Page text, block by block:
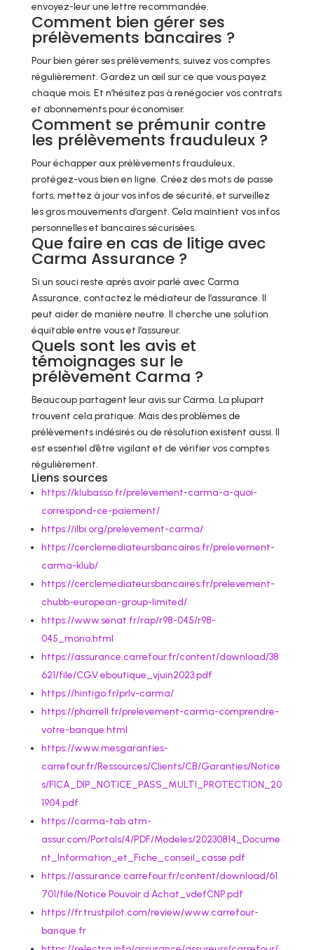
envoyez-leur une lettre recommandée.
Comment bien gérer ses
prélèvements bancaires ?
Pour bien gérer ses prélèvements, suivez vos comptes
régulièrement. Gardez un œil sur ce que vous payez
chaque mois. Et n’hésitez pas à renégocier vos contrats
et abonnements pour économiser.
Comment se prémunir contre
les prélèvements frauduleux ?
Pour échapper aux prélèvements frauduleux,
protégez-vous bien en ligne. Créez des mots de passe
forts, mettez à jour vos infos de sécurité, et surveillez
les gros mouvements d’argent. Cela maintient vos infos
personnelles et bancaires sécurisées.
Que faire en cas de litige avec
Carma Assurance ?
Si un souci reste après avoir parlé avec Carma
Assurance, contactez le médiateur de l’assurance. Il
peut aider de manière neutre. Il cherche une solution
équitable entre vous et l’assureur.
Quels sont les avis et
témoignages sur le
prélèvement Carma ?
Beaucoup partagent leur avis sur Carma. La plupart
trouvent cela pratique. Mais des problèmes de
prélèvements indésirés ou de résolution existent aussi. Il
est essentiel d’être vigilant et de vérifier vos comptes
régulièrement.
Liens sources
https://klubasso.fr/prelevement-carma-a-quoi-
correspond-ce-paiement/
https://ilbi.org/prelevement-carma/
https://cerclemediateursbancaires.fr/prelevement-
carma-klub/
https://cerclemediateursbancaires.fr/prelevement-
chubb-european-group-limited/
https://www.senat.fr/rap/r98-045/r98-
045_mono.html
https://assurance.carrefour.fr/content/download/38
621/file/CGV eboutique_vjuin2023.pdf
https://hintigo.fr/prlv-carma/
https://pharrell.fr/prelevement-carma-comprendre-
votre-banque.html
https://www.mesgaranties-
carrefour.fr/Ressources/Clients/CB/Garanties/Notice
s/FICA_DIP_NOTICE_PASS_MULTI_PROTECTION_20
1904.pdf
https://carma-tab.atm-
assur.com/Portals/4/PDF/Modeles/20230814_Docume
nt_Information_et_Fiche_conseil_casse.pdf
https://assurance.carrefour.fr/content/download/61
701/file/Notice Pouvoir d Achat_vdefCNP.pdf
https://fr.trustpilot.com/review/www.carrefour-
banque.fr